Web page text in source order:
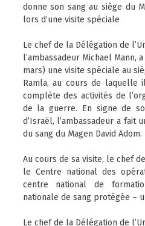
donne son sang au siège du
lors d’une visite spéciale
Le chef de la Délégation de
l’ambassadeur Michael Mann,
mars) une visite spéciale au
Ramla, au cours de laquelle
complète des activités de
de la guerre. En signe de
d’Israël, l’ambassadeur a fait
du sang du Magen David Adom.
Au cours de sa visite, le chef
le Centre national des
centre national de
nationale de sang protégée –
Le chef de la Délégation de